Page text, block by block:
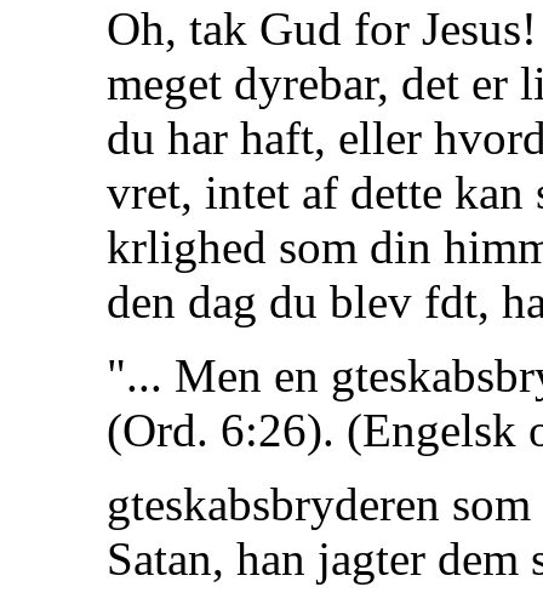
Oh, tak Gud for
meget dyrebar, det
du har haft, eller
vret, intet af dette kan
krlighed som din
den dag du blev fdt,
"... Men en
(Ord. 6:26). (Engelsk
gteskabsbryderen
Satan, han jagter